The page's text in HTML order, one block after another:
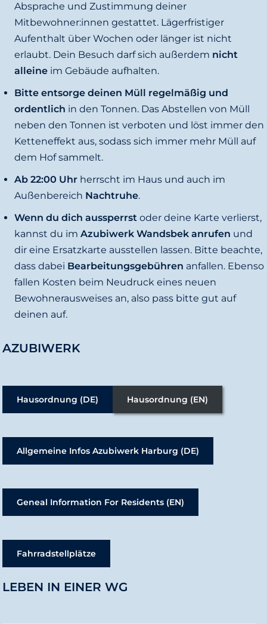
Absprache und Zustimmung deiner
Mitbewohner:innen gestattet. Lägerfristiger
Aufenthalt über Wochen oder länger ist nicht
erlaubt. Dein Besuch darf sich außerdem nicht
alleine im Gebäude aufhalten.
Bitte entsorge deinen Müll regelmäßig und
ordentlich in den Tonnen. Das Abstellen von Müll
neben den Tonnen ist verboten und löst immer den
Ketteneffekt aus, sodass sich immer mehr Müll auf
dem Hof sammelt.
Ab 22:00 Uhr herrscht im Haus und auch im
Außenbereich Nachtruhe.
Wenn du dich aussperrst oder deine Karte verlierst,
kannst du imAzubiwerk Wandsbek anrufen und
dir eine Ersatzkarte ausstellen lassen. Bitte beachte,
dass dabei Bearbeitungsgebühren anfallen. Ebenso
fallen Kosten beim Neudruck eines neuen
Bewohnerausweises an, also pass bitte gut auf
deinen auf.
AZUBIWERK
Hausordnung (DE) Hausordnung (EN)
Allgemeine Infos Azubiwerk Harburg (DE)
Geneal Information For Residents (EN)
Fahrradstellplätze
LEBEN IN EINER WG